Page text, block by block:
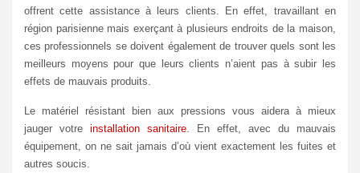
offrent cette assistance à leurs clients. En effet, travaillant en
région parisienne mais exerçant à plusieurs endroits de la maison,
ces professionnels se doivent également de trouver quels sont les
meilleurs moyens pour que leurs clients n’aient pas à subir les
effets de mauvais produits.
Le matériel résistant bien aux pressions vous aidera à mieux
jauger votre installation sanitaire. En effet, avec du mauvais
équipement, on ne sait jamais d’où vient exactement les fuites et
autres soucis.